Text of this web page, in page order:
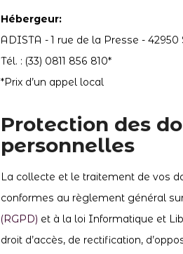
Hébergeur:
ADISTA - 1 rue de la Presse - 42950
Tél. : (33) 0811 856 810*
*Prix d’un appel local
Protection des
personnelles
La collecte et le traitement de vos
conformes au règlement général
(RGPD) et à la loi Informatique et
droit d’accès, de rectification,